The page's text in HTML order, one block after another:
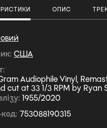
ОПИС
США
Audiophile Vinyl,
cut at 33 1/3 RPM by Ryan
1955/2020
753088190315